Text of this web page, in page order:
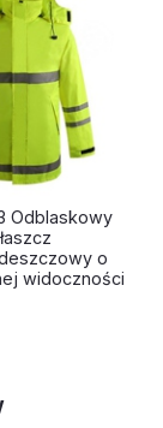
Odblaskowy
o
widoczności